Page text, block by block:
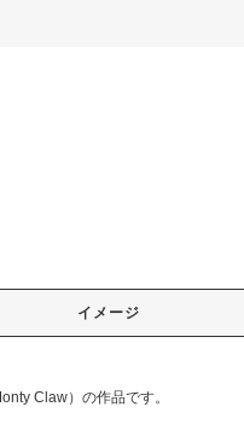
イメージ
Claw）の作品です。